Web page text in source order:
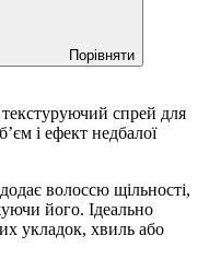
Порівняти
спрей для
і ефект недбалої
волоссю щільності,
його. Ідеально
укладок, хвиль або